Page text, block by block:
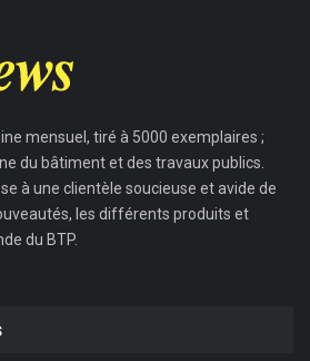
mensuel, tiré à 5000 exemplaires ;
du bâtiment et des travaux publics.
à une clientèle soucieuse et avide de
les différents produits et
du BTP.